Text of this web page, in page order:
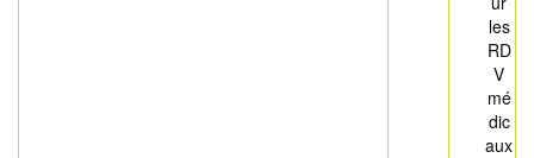
les
RD
V
mé
dic
aux